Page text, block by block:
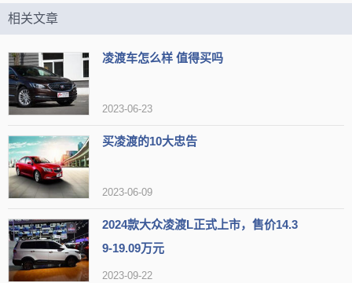
术和经验积累，1.4T四缸涡轮增压发动机匹配七速干式双离合器变速
箱的动力总成，城市油耗能够维持在5.2L/100km，高速油耗能够维持
相关文章
凌渡车怎么样 值得买吗
2023-06-23
买凌渡的10大忠告
2023-06-09
2024款大众凌渡L正式上市，售价14.3
9-19.09万元
2023-09-22